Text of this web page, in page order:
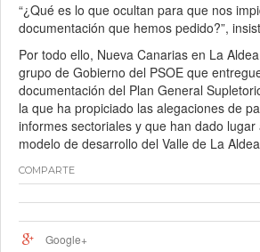
“¿Qué es lo que ocultan para que nos
documentación que hemos pedido?”,
Por todo ello, Nueva Canarias en La
grupo de Gobierno del PSOE que
documentación del Plan General
la que ha propiciado las alegaciones de
informes sectoriales y que han dado lugar
modelo de desarrollo del Valle de La
COMPARTE
Google+